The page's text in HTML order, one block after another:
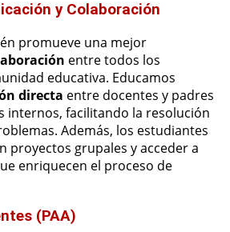
y Colaboración
promueve una mejor
entre todos los
educativa. Educamos
directa entre docentes y padres
internos, facilitando la resolución
Además, los estudiantes
proyectos grupales y acceder a
enriquecen el proceso de
(PAA)